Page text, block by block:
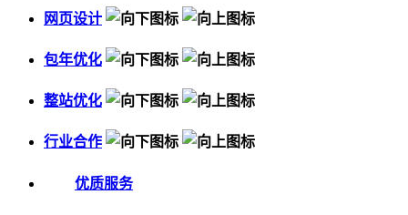
网页设计
包年优化
整站优化
行业合作
优质服务